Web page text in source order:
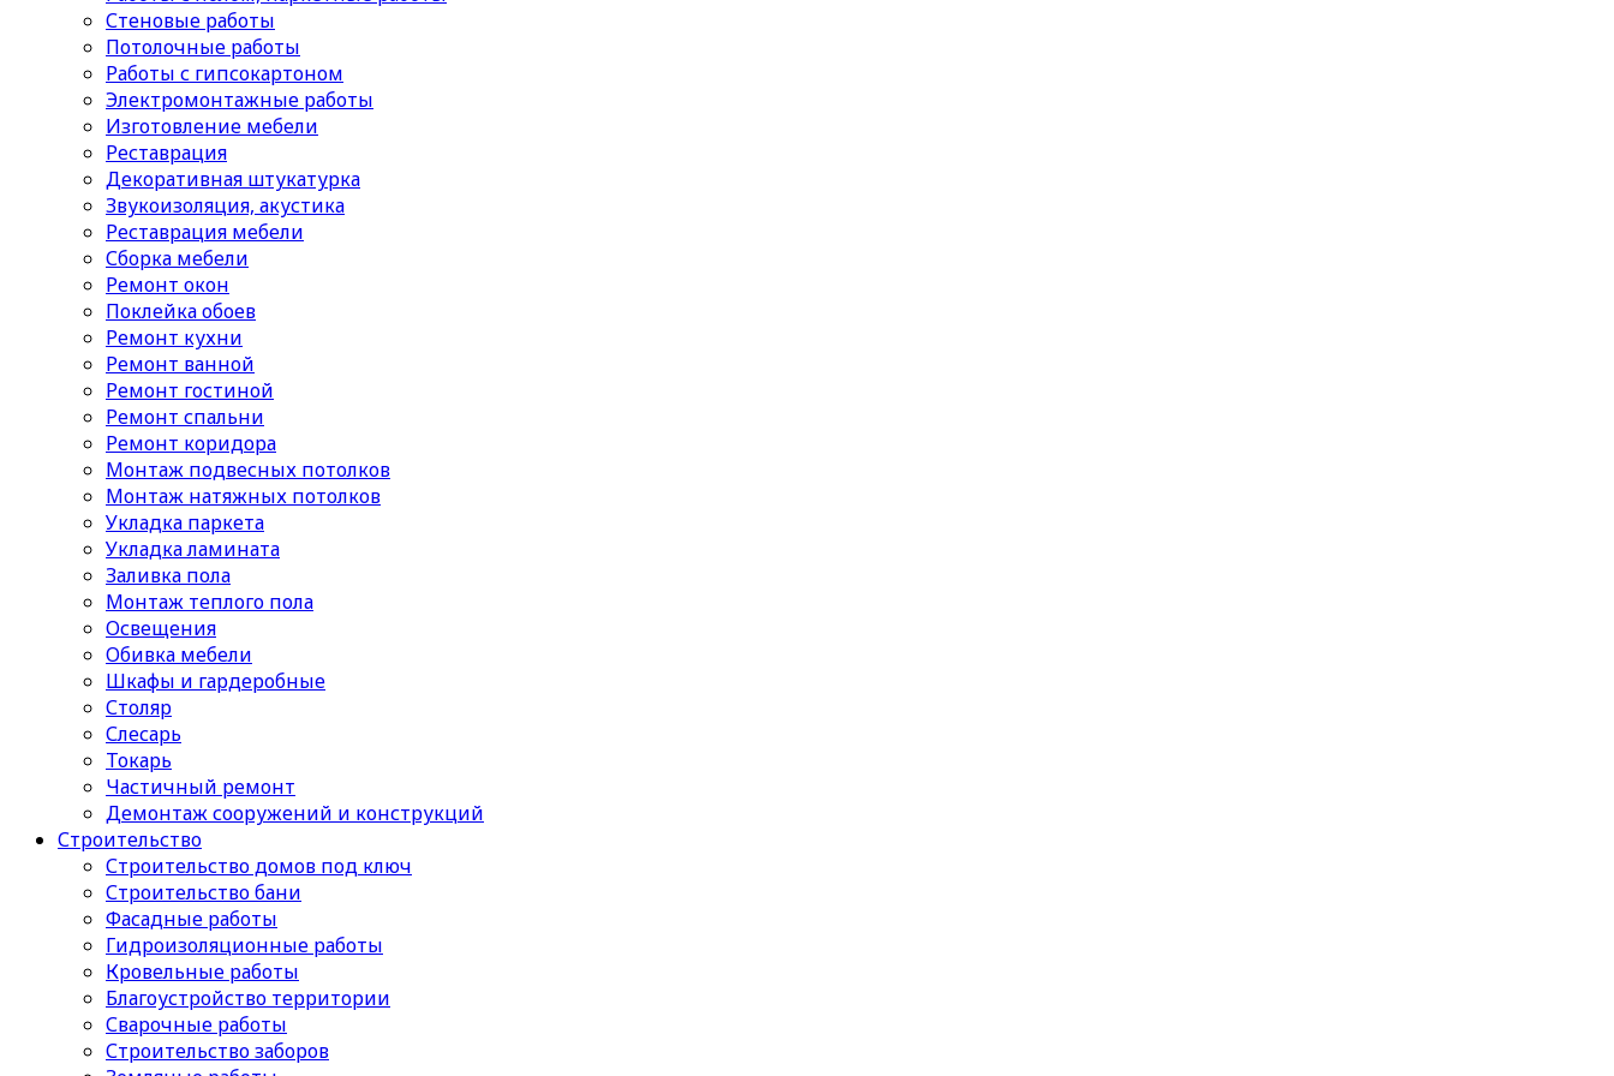
Стеновые работы
Потолочные работы
Работы с гипсокартоном
Электромонтажные работы
Изготовление мебели
Реставрация
Декоративная штукатурка
Звукоизоляция, акустика
Реставрация мебели
Сборка мебели
Ремонт окон
Поклейка обоев
Ремонт кухни
Ремонт ванной
Ремонт гостиной
Ремонт спальни
Ремонт коридора
Монтаж подвесных потолков
Монтаж натяжных потолков
Укладка паркета
Укладка ламината
Заливка пола
Монтаж теплого пола
Освещения
Обивка мебели
Шкафы и гардеробные
Столяр
Слесарь
Токарь
Частичный ремонт
Демонтаж сооружений и конструкций
Строительство
Строительство домов под ключ
Строительство бани
Фасадные работы
Гидроизоляционные работы
Кровельные работы
Благоустройство территории
Сварочные работы
Строительство заборов